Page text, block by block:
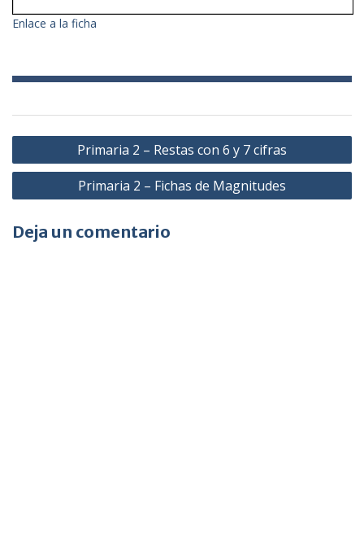
Enlace a la ficha
Navegación
de
entradas
Primaria 2 – Restas con 6 y 7 cifras
Primaria 2 – Fichas de Magnitudes
Deja un comentario